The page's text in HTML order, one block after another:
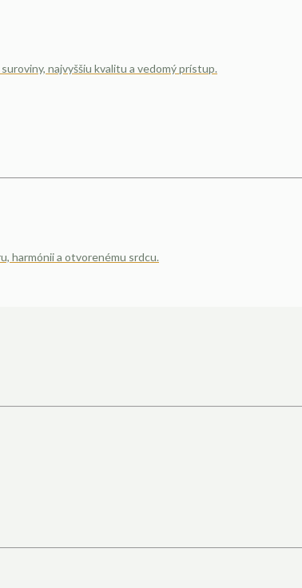
najvyššiu kvalitu a vedomý prístup.
harmónii a otvorenému srdcu.